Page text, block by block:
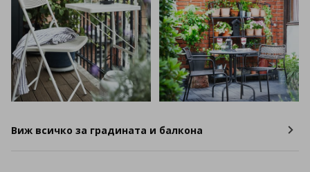
Виж всичко за градината и балкона